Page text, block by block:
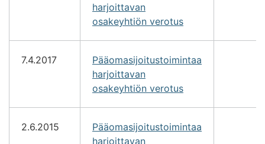
harjoittavan
osakeyhtiön verotus
7.4.2017
Pääomasijoitustoimintaa
harjoittavan
osakeyhtiön verotus
2.6.2015
Pääomasijoitustoimintaa
harjoittavan